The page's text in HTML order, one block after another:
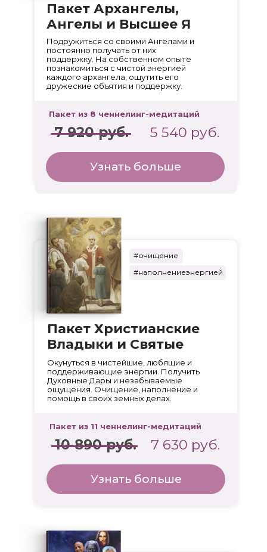
Пакет Архангелы,
Ангелы и Высшее Я
7 920 руб. 5 540 руб.
Подружиться со своими Ангелами и
постоянно получать от них
поддержку. На собственном опыте
познакомиться с чистой энергией
каждого архангела, ощутить его
дружеские объятия и поддержку.
Пакет из 8 ченнелинг-медитаций
Узнать больше
#очищение
#наполнениеэнергией
Пакет Христианские
Владыки и Святые
10 890 руб. 7 630 руб.
Окунуться в чистейшие, любящие и
поддерживающие энергии. Получить
Духовные Дары и незабываемые
ощущения. Очищение, наполнение и
помощь в своих земных делах.
Пакет из 11 ченнелинг-медитаций
Узнать больше